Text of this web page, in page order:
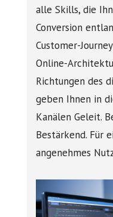
alle Skills, die
Conversion
Customer-
Online-
Richtungen des
geben Ihnen in
Kanälen Geleit.
Bestärkend. Für
angenehmes